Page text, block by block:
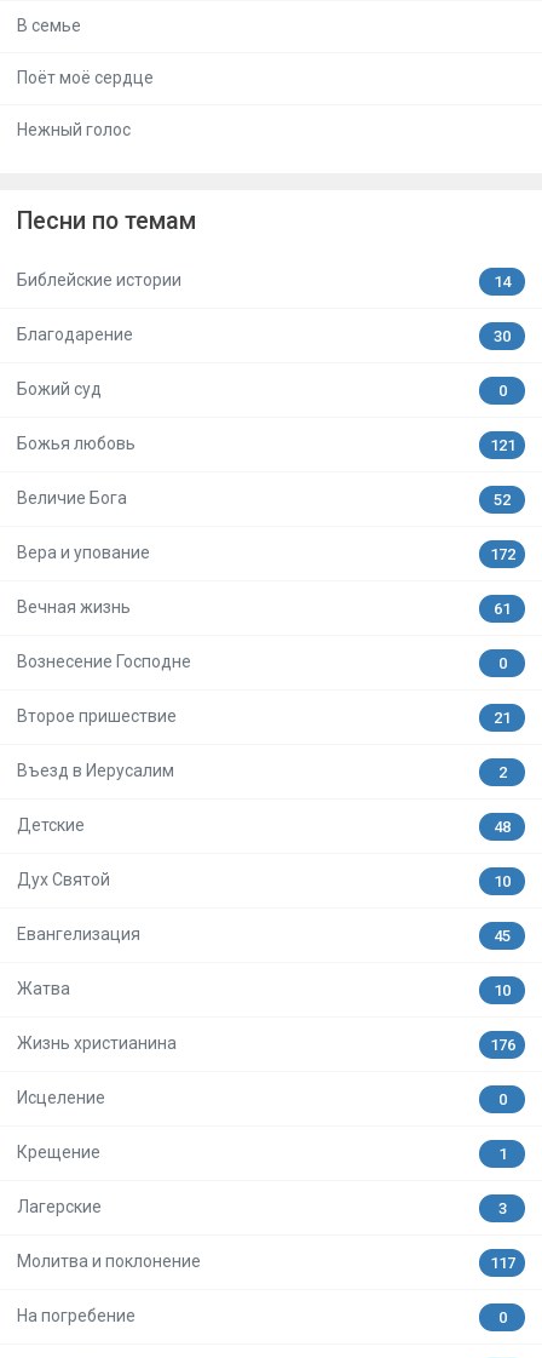
В семье
Поёт моё сердце
Нежный голос
Песни по темам
Библейские истории 14
Благодарение 30
Божий суд 0
Божья любовь 121
Величие Бога 52
Вера и упование 172
Вечная жизнь 61
Вознесение Господне 0
Второе пришествие 21
Въезд в Иерусалим 2
Детские 48
Дух Святой 10
Евангелизация 45
Жатва 10
Жизнь христианина 176
Исцеление 0
Крещение 1
Лагерские 3
Молитва и поклонение 117
На погребение 0